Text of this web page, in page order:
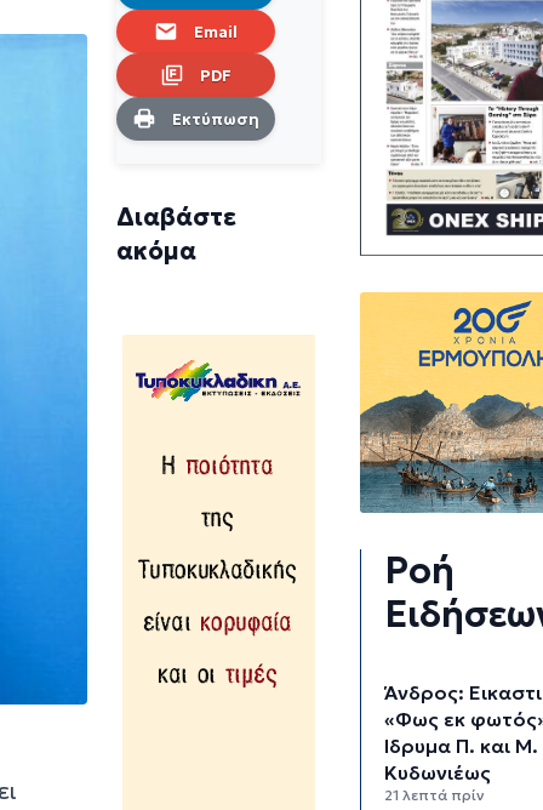
Email
PDF
Εκτύπωση
Διαβάστε
ακόμα
Ροή
Άνδρος:
«Φως εκ
Ίδρυμα Π. και Μ.
Κυδωνιέως
21 λεπτά πρίν